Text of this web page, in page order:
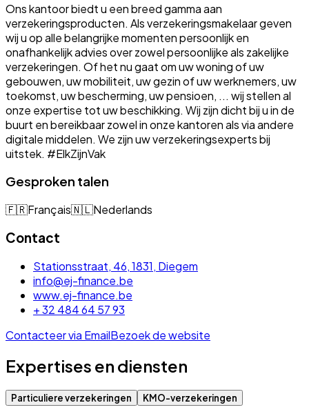
Ons kantoor biedt u een breed gamma aan
verzekeringsproducten. Als verzekeringsmakelaar geven
wij u op alle belangrijke momenten persoonlijk en
onafhankelijk advies over zowel persoonlijke als zakelijke
verzekeringen. Of het nu gaat om uw woning of uw
gebouwen, uw mobiliteit, uw gezin of uw werknemers, uw
toekomst, uw bescherming, uw pensioen, ... wij stellen al
onze expertise tot uw beschikking. Wij zijn dicht bij u in de
buurt en bereikbaar zowel in onze kantoren als via andere
digitale middelen. We zijn uw verzekeringsexperts bij
uitstek. #ElkZijnVak
Gesproken talen
🇫🇷Français🇳🇱Nederlands
Contact
Stationsstraat, 46, 1831, Diegem
info@ej-finance.be
www.ej-finance.be
+ 32 484 64 57 93
Contacteer via EmailBezoek de website
Expertises en diensten
Particuliere verzekeringen KMO-verzekeringen